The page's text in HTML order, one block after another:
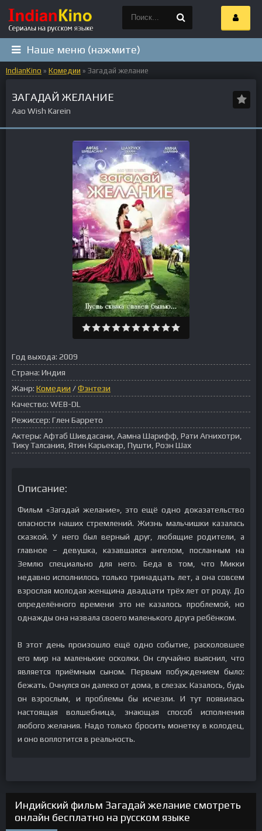
Наше меню (нажмите)
IndianKino » Комедии » Загадай желание
ЗАГАДАЙ ЖЕЛАНИЕ
Aao Wish Karein
Год выхода: 2009
Страна: Индия
Жанр: Комедии /Фэнтези
Качество: WEB-DL
Режиссер: Глен Баррето
Актеры: Афтаб Шивдасани, Аамна Шарифф, Рати Агнихотри,
Тику Талсания, Ятин Карьекар, Пушти, Роэн Шах
Описание:
Фильм «Загадай желание», это ещё одно доказательство
опасности наших стремлений. Жизнь мальчишки казалась
сказкой. У него был верный друг, любящие родители, а
главное – девушка, казавшаяся ангелом, посланным на
Землю специально для него. Беда в том, что Микки
недавно исполнилось только тринадцать лет, а она совсем
взрослая молодая женщина двадцати трёх лет от роду. До
определённого времени это не казалось проблемой, но
однажды она назвала своего маленького друга ребёнком.
В этот день произошло ещё одно событие, расколовшее
его мир на маленькие осколки. Он случайно выяснил, что
является приёмным сыном. Первым побуждением было:
бежать. Очнулся он далеко от дома, в слезах. Казалось, будь
он взрослым, и проблемы бы исчезли. И тут появилась
настоящая волшебница, знающая способ исполнения
любого желания. Надо только бросить монетку в колодец,
и оно воплотится в реальность.
Индийский фильм Загадай желание смотреть
онлайн бесплатно на русском языке